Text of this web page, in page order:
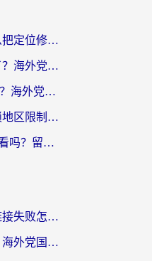
在意大利用小红书怎么把定位修改到中国国内？3个实用技巧+1个靠谱工具帮你搞定
咪咕体育在香港用不了？海外党必看的回国加速器选择指南（附3个真实场景解决方案）
网易云ip怎么改成中国？海外党听音乐听书的无痛解决方案
海外党必看：汽水解锁地区限制怎么解除？3招解决国内影音&生活服务难题
央视影音VIP海外可以看吗？留学生亲测有效的回国加速器选择指南
女神星球海外服务器链接失败怎么解决？海外党国服游戏加速避坑指南
日本怎么玩君临传奇？海外党国服游戏加速避坑指南（附菲律宾欧洲玩家实测）